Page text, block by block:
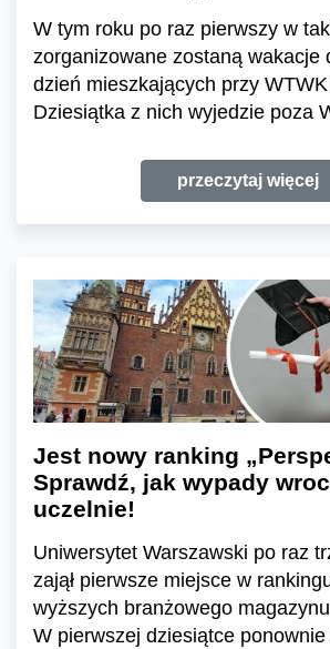
W tym roku po raz pierwszy w
zorganizowane zostaną wakacje
dzień mieszkających przy
Dziesiątka z nich wyjedzie poza
przeczytaj więcej
Jest nowy ranking
Sprawdź, jak wypady
uczelnie!
Uniwersytet Warszawski po raz
zajął pierwsze miejsce w
wyższych branżowego
W pierwszej dziesiątce ponownie